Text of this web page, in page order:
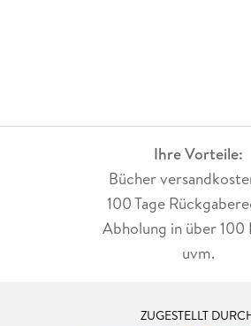
Bestandteile einer Romanze
noch ein wirklich süßer Hund der mit
Ansichten für gute Unterhaltung sorgt.
Ihre Vorteile:
Bücher
100 Tage
Abholung in über 100
uvm.
ZUGESTELLT